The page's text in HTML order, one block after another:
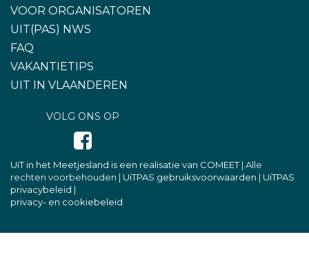
VOOR ORGANISATOREN
UIT(PAS) NWS
FAQ
VAKANTIETIPS
UIT IN VLAANDEREN
VOLG ONS OP
UiT in het Meetjesland is een realisatie van COMEET| Alle
rechten voorbehouden | UiTPAS gebruiksvoorwaarden | UiTPAS
privacybeleid |
privacy- en cookiebeleid